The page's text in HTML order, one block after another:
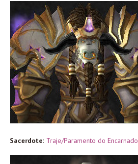
Sacerdote: Traje/Paramento do Encarnado